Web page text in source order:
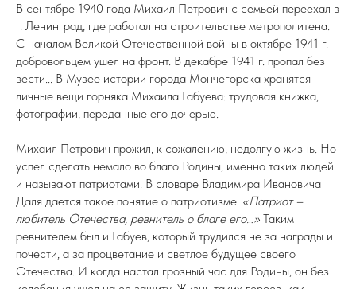
В сентябре 1940 года Михаил Петрович с семьей переехал в
г. Ленинград, где работал на строительстве метрополитена.
С началом Великой Отечественной войны в октябре 1941 г.
добровольцем ушел на фронт. В декабре 1941 г. пропал без
вести... В Музее истории города Мончегорска хранятся
личные вещи горняка Михаила Габуева: трудовая книжка,
фотографии, переданные его дочерью.
Михаил Петрович прожил, к сожалению, недолгую жизнь. Но
успел сделать немало во благо Родины, именно таких людей
и называют патриотами. В словаре Владимира Ивановича
Даля дается такое понятие о патриотизме: «Патриот –
любитель Отечества, ревнитель о благе его…» Таким
ревнителем был и Габуев, который трудился не за награды и
почести, а за процветание и светлое будущее своего
Отечества. И когда настал грозный час для Родины, он без